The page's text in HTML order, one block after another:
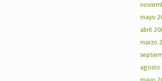
mayo
abril
marzo
agosto